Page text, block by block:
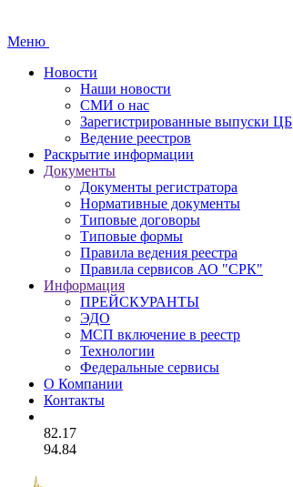
Меню
Новости
Наши новости
СМИ о нас
Зарегистрированные выпуски ЦБ
Ведение реестров
Раскрытие информации
Документы
Документы регистратора
Нормативные документы
Типовые договоры
Типовые формы
Правила ведения реестра
Правила сервисов АО "СРК"
Информация
ПРЕЙСКУРАНТЫ
ЭДО
МСП включение в реестр
Технологии
Федеральные сервисы
О Компании
Контакты
82.17
94.84